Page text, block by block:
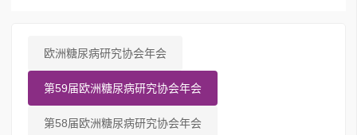
欧洲糖尿病研究协会年会
第59届欧洲糖尿病研究协会年会
第58届欧洲糖尿病研究协会年会